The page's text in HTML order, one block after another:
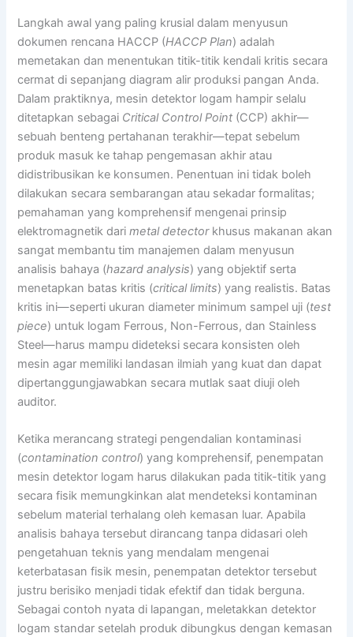
Langkah awal yang paling krusial dalam menyusun
dokumen rencana HACCP (HACCP Plan) adalah
memetakan dan menentukan titik-titik kendali kritis secara
cermat di sepanjang diagram alir produksi pangan Anda.
Dalam praktiknya, mesin detektor logam hampir selalu
ditetapkan sebagai Critical Control Point (CCP) akhir—
sebuah benteng pertahanan terakhir—tepat sebelum
produk masuk ke tahap pengemasan akhir atau
didistribusikan ke konsumen. Penentuan ini tidak boleh
dilakukan secara sembarangan atau sekadar formalitas;
pemahaman yang komprehensif mengenai prinsip
elektromagnetik darimetal detectorkhusus makanan akan
sangat membantu tim manajemen dalam menyusun
analisis bahaya (hazard analysis) yang objektif serta
menetapkan batas kritis (critical limits) yang realistis. Batas
kritis ini—seperti ukuran diameter minimum sampel uji (test
piece) untuk logam Ferrous, Non-Ferrous, dan Stainless
Steel—harus mampu dideteksi secara konsisten oleh
mesin agar memiliki landasan ilmiah yang kuat dan dapat
dipertanggungjawabkan secara mutlak saat diuji oleh
auditor.
Ketika merancang strategi pengendalian kontaminasi
(contamination control) yang komprehensif, penempatan
mesin detektor logam harus dilakukan pada titik-titik yang
secara fisik memungkinkan alat mendeteksi kontaminan
sebelum material terhalang oleh kemasan luar. Apabila
analisis bahaya tersebut dirancang tanpa didasari oleh
pengetahuan teknis yang mendalam mengenai
keterbatasan fisik mesin, penempatan detektor tersebut
justru berisiko menjadi tidak efektif dan tidak berguna.
Sebagai contoh nyata di lapangan, meletakkan detektor
logam standar setelah produk dibungkus dengan kemasan